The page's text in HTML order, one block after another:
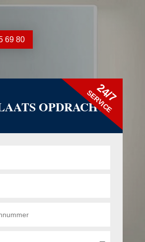
69 80
OPDRACHT
24/7
SERVICE